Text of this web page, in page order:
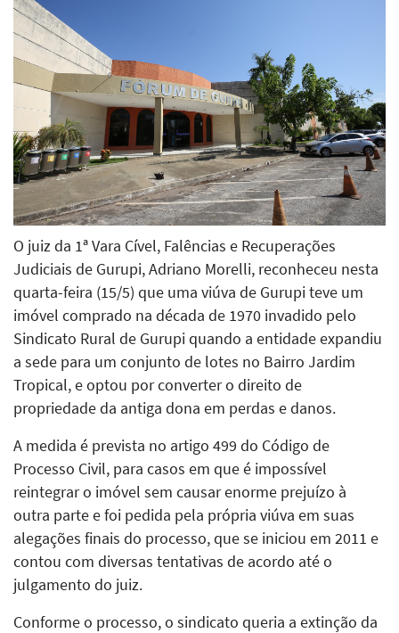
O juiz da 1ª Vara Cível, Falências e Recuperações
Judiciais de Gurupi, Adriano Morelli, reconheceu nesta
quarta-feira (15/5) que uma viúva de Gurupi teve um
imóvel comprado na década de 1970 invadido pelo
Sindicato Rural de Gurupi quando a entidade expandiu
a sede para um conjunto de lotes no Bairro Jardim
Tropical, e optou por converter o direito de
propriedade da antiga dona em perdas e danos.
A medida é prevista no artigo 499 do Código de
Processo Civil, para casos em que é impossível
reintegrar o imóvel sem causar enorme prejuízo à
outra parte e foi pedida pela própria viúva em suas
alegações finais do processo, que se iniciou em 2011 e
contou com diversas tentativas de acordo até o
julgamento do juiz.
Conforme o processo, o sindicato queria a extinção da